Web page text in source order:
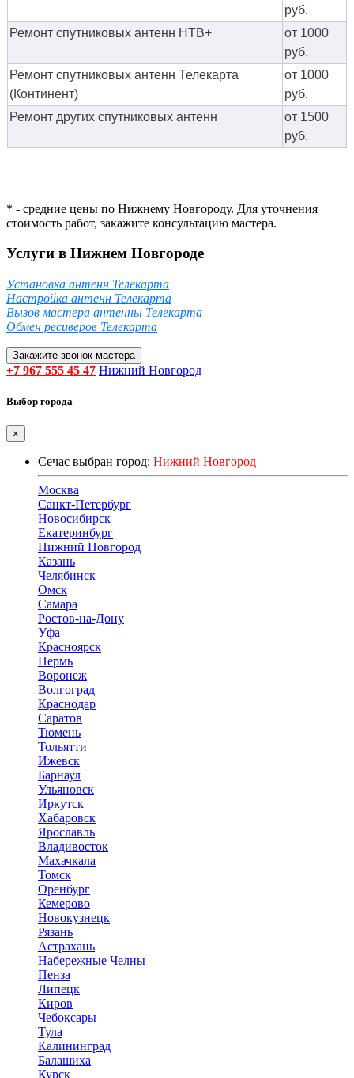
руб.
Ремонт спутниковых антенн НТВ+
от 1000
руб.
Ремонт спутниковых антенн Телекарта
(Континент)
от 1000
руб.
Ремонт других спутниковых антенн
от 1500
руб.
* - средние цены по Нижнему Новгороду. Для уточнения
стоимость работ, закажите консультацию мастера.
Услуги в Нижнем Новгороде
Установка антенн Телекарта
Настройка антенн Телекарта
Вызов мастера антенны Телекарта
Обмен ресиверов Телекарта
Закажите звонок мастера
+7 967 555 45 47 Нижний Новгород
Выбор города
×
Сечас выбран город: Нижний Новгород
Москва
Санкт-Петербург
Новосибирск
Екатеринбург
Нижний Новгород
Казань
Челябинск
Омск
Самара
Ростов-на-Дону
Уфа
Красноярск
Пермь
Воронеж
Волгоград
Краснодар
Саратов
Тюмень
Тольятти
Ижевск
Барнаул
Ульяновск
Иркутск
Хабаровск
Ярославль
Владивосток
Махачкала
Томск
Оренбург
Кемерово
Новокузнецк
Рязань
Астрахань
Набережные Челны
Пенза
Липецк
Киров
Чебоксары
Тула
Калининград
Балашиха
Курск